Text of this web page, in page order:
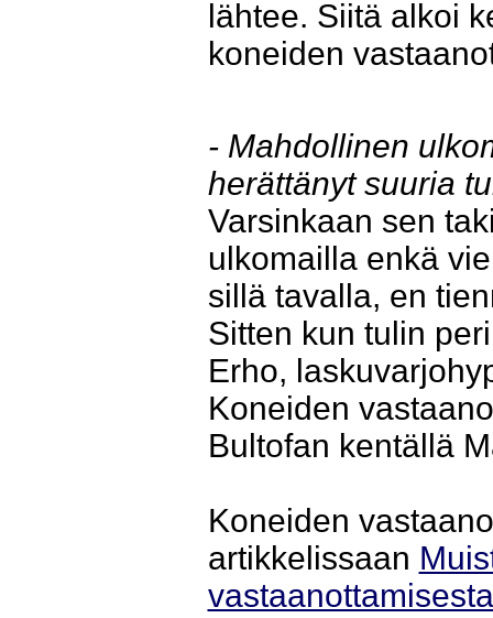
lähtee. Siitä alkoi
koneiden
- Mahdollinen
herättänyt suuria
Varsinkaan sen
ulkomailla enkä
sillä tavalla, en
Sitten kun tulin
Erho,
Koneiden
Bultofan kentällä
Koneiden
artikkelissaan